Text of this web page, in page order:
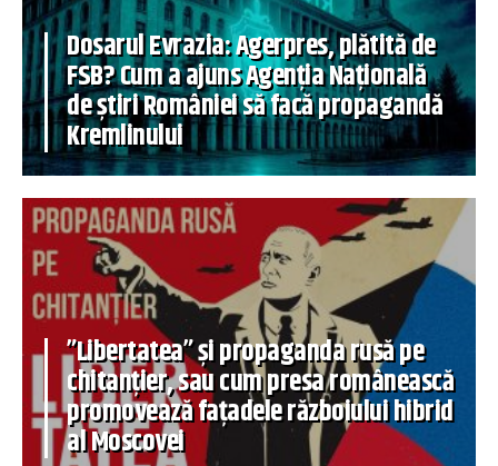
Dosarul Evrazia: Agerpres, plătită de
FSB? Cum a ajuns Agenția Națională
de știri României să facă propagandă
Kremlinului
”Libertatea” și propaganda rusă pe
chitanțier, sau cum presa românească
promovează fațadele războiului hibrid
al Moscovei